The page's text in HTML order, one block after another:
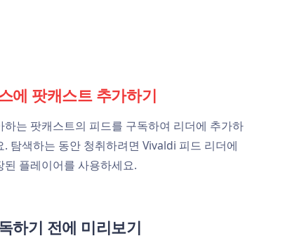
에 팟캐스트 추가하기
하는 팟캐스트의 피드를 구독하여 리더에 추가하
. 탐색하는 동안 청취하려면 Vivaldi 피드 리더에
된 플레이어를 사용하세요.
하기 전에 미리보기